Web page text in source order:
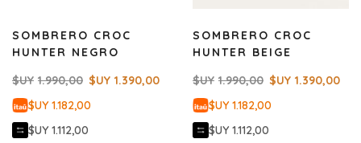
SOMBRERO CROC
HUNTER NEGRO
$UY 1.990,00 $UY 1.390,00
$UY 1.182,00
$UY 1.112,00
SOMBRERO CROC
HUNTER BEIGE
$UY 1.990,00 $UY 1.390,00
$UY 1.182,00
$UY 1.112,00